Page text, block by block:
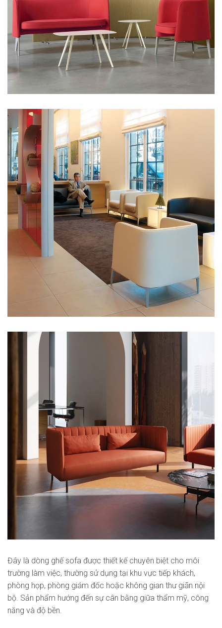
Đây là dòng ghế sofa được thiết kế chuyên biệt cho môi
trường làm việc, thường sử dụng tại khu vực tiếp khách,
phòng họp, phòng giám đốc hoặc không gian thư giãn nội
bộ. Sản phẩm hướng đến sự cân bằng giữa thẩm mỹ, công
năng và độ bền.